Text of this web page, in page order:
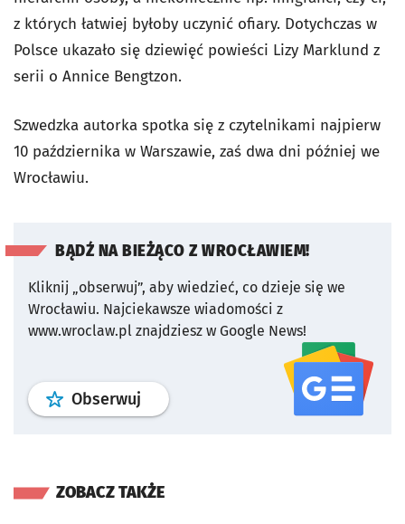
z których łatwiej byłoby uczynić ofiary. Dotychczas w
Polsce ukazało się dziewięć powieści Lizy Marklund z
serii o Annice Bengtzon.
Szwedzka autorka spotka się z czytelnikami najpierw
10 października w Warszawie, zaś dwa dni później we
Wrocławiu.
BĄDŹ NA BIEŻĄCO Z WROCŁAWIEM!
Kliknij „obserwuj”, aby wiedzieć, co dzieje się we
Wrocławiu. Najciekawsze wiadomości z
www.wroclaw.pl znajdziesz w Google News!
Obserwuj profil serwisu
ZOBACZ TAKŻE